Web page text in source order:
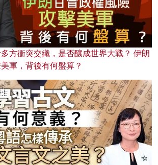
方衝突交織，是否釀成世界大戰？ 伊朗
軍，背後有何盤算？